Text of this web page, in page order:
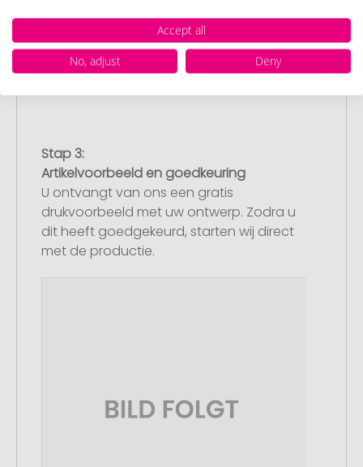
afrekenpagina (checkout) en rond uw
bestelling af. Mocht u op dit moment
geen geschikt bestand beschikbaar
Stap 3:
Artikelvoorbeeld en goedkeuring
U ontvangt van ons een gratis
drukvoorbeeld met uw ontwerp. Zodra u
dit heeft goedgekeurd, starten wij direct
met de productie.
Accept all
No, adjust
Deny